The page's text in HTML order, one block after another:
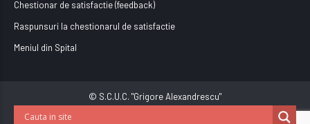
Chestionar de satisfactie (feedback)
Raspunsuri la chestionarul de satisfactie
Meniul din Spital
© S.C.U.C. "Grigore Alexandrescu"